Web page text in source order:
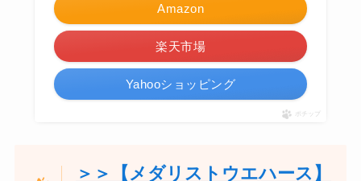
Amazon
楽天市場
Yahooショッピング
ポチップ
＞＞【メダリストウエハース】